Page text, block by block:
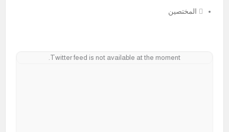
المختصين
Twitter feed is not available at the moment.